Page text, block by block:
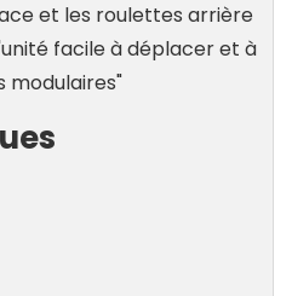
et les roulettes arrière
facile à déplacer et à
modulaires"